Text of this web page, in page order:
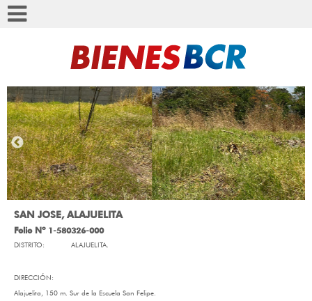
SAN JOSE, ALAJUELITA
Folio Nº 1-580326-000
DISTRITO: ALAJUELITA.
DIRECCIÓN:
Alajuelita, 150 m. Sur de la Escuela San Felipe.